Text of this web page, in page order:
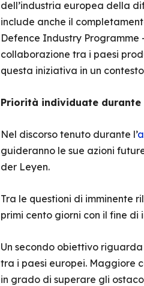
dell’industria europea della
include anche il
Defence Industry
collaborazione tra i paesi
questa iniziativa in un
Priorità individuate durante
Nel discorso tenuto durante l’
guideranno le sue azioni
der Leyen.
Tra le questioni di imminente
primi cento giorni con il fine di
Un secondo obiettivo
tra i paesi europei. Maggiore
in grado di superare gli